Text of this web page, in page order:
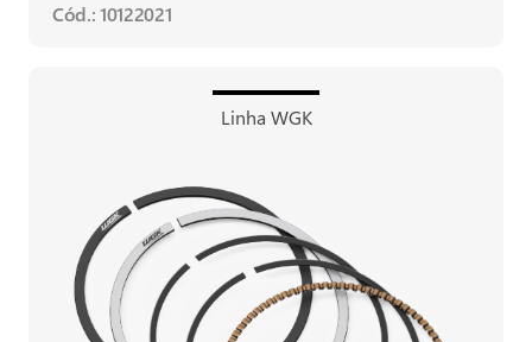
Cód.: 10122021
Linha WGK